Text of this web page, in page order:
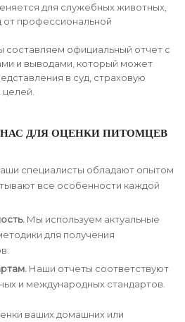
для служебных животных,
от профессиональной
составляем официальный отчет с
и выводами, который может
в суд, страховую
целей.
ДЛЯ ОЦЕНКИ ПИТОМЦЕВ
специалисты обладают опытом
все особенности каждой
Мы используем актуальные
для получения
Наши отчеты соответствуют
и международных стандартов.
ваших домашних или